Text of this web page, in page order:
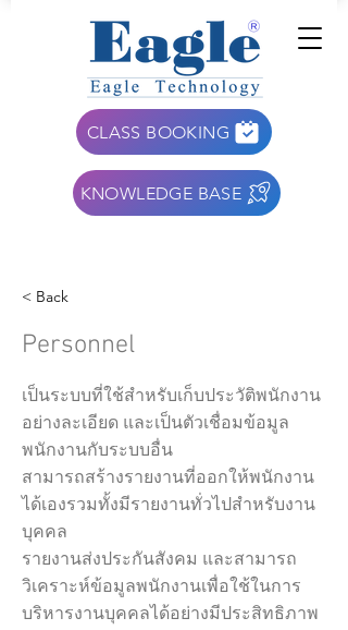
KNOWLEDGE BASE
CLASS BOOKING
< Back
Personnel
เป็นระบบที่ใช้สำหรับเก็บประวัติพนักงาน
อย่างละเอียด และเป็นตัวเชื่อมข้อมูล
พนักงานกับระบบอื่น
สามารถสร้างรายงานที่ออกให้พนักงาน
ได้เองรวมทั้งมีรายงานทั่วไปสำหรับงาน
บุคคล
รายงานส่งประกันสังคม และสามารถ
วิเคราะห์ข้อมูลพนักงานเพื่อใช้ในการ
บริหารงานบุคคลได้อย่างมีประสิทธิภาพ